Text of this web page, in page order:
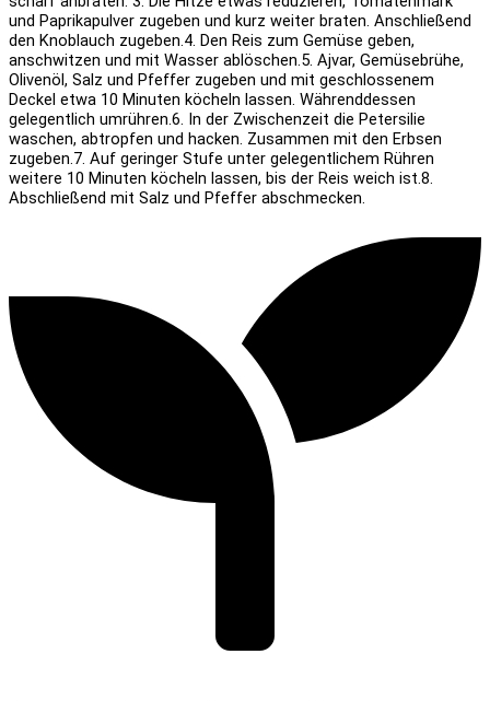
und Paprikapulver zugeben und kurz weiter braten. Anschließend
den Knoblauch zugeben.4. Den Reis zum Gemüse geben,
anschwitzen und mit Wasser ablöschen.5. Ajvar, Gemüsebrühe,
Olivenöl, Salz und Pfeffer zugeben und mit geschlossenem
Deckel etwa 10 Minuten köcheln lassen. Währenddessen
gelegentlich umrühren.6. In der Zwischenzeit die Petersilie
waschen, abtropfen und hacken. Zusammen mit den Erbsen
zugeben.7. Auf geringer Stufe unter gelegentlichem Rühren
weitere 10 Minuten köcheln lassen, bis der Reis weich ist.8.
Abschließend mit Salz und Pfeffer abschmecken.